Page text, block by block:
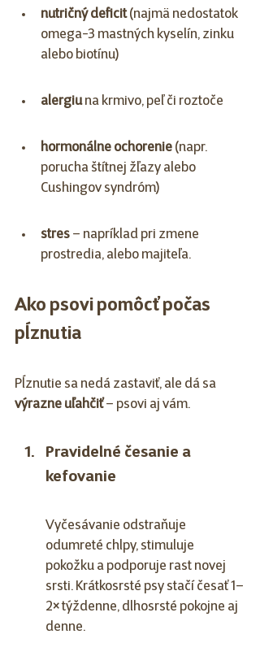
nutričný deficit (najmä nedostatok
omega-3 mastných kyselín, zinku
alebo biotínu)
alergiu na krmivo, peľ či roztoče
hormonálne ochorenie (napr.
porucha štítnej žľazy alebo
Cushingov syndróm)
stres – napríklad pri zmene
prostredia, alebo majiteľa.
Ako psovi pomôcť počas
pĺznutia
Pĺznutie sa nedá zastaviť, ale dá sa
výrazne uľahčiť – psovi aj vám.
Pravidelné česanie a
kefovanie
Vyčesávanie odstraňuje
odumreté chlpy, stimuluje
pokožku a podporuje rast novej
srsti. Krátkosrsté psy stačí česať 1–
2× týždenne, dlhosrsté pokojne aj
denne.